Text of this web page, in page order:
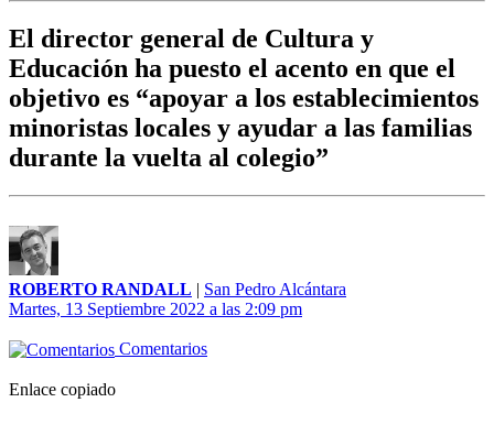
El director general de Cultura y
Educación ha puesto el acento en que el
objetivo es “apoyar a los establecimientos
minoristas locales y ayudar a las familias
durante la vuelta al colegio”
ROBERTO RANDALL | San Pedro Alcántara
Martes, 13 Septiembre 2022 a las 2:09 pm
Comentarios
Enlace copiado